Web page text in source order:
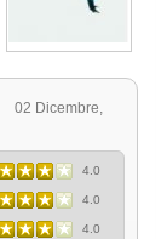
02 Dicembre,
4.0
4.0
4.0